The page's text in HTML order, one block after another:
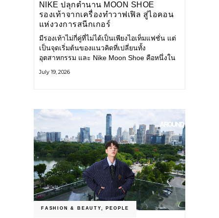
NIKE ปลุกตำนาน MOON SHOE
รองเท้าจากเครื่องทำวาฟเฟิล สู่ไอคอน
แห่งวงการสนีกเกอร์
มีรองเท้าไม่กี่คู่ที่ไม่ได้เป็นเพียงไอเท็มแฟชั่น แต่
เป็นจุดเริ่มต้นของแนวคิดที่เปลี่ยนทั้ง
อุตสาหกรรม และ Nike Moon Shoe คือหนึ่งใน
ศตวรรษก่อน กำลังกลับมาอีกครั้ง พร้อมพาเรื่อง
July 19, 2026
FASHION & BEAUTY PEOPLE